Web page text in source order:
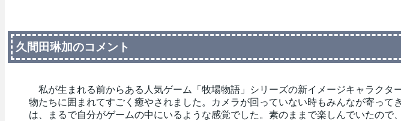
久間田琳加のコメント
私が生まれる前からある人気ゲーム「牧場物語」シリーズの新イメージキャラク
物たちに囲まれてすごく癒やされました。カメラが回っていない時もみんなが寄っ
は、まるで自分がゲームの中にいるような感覚でした。素のままで楽しんでいたの